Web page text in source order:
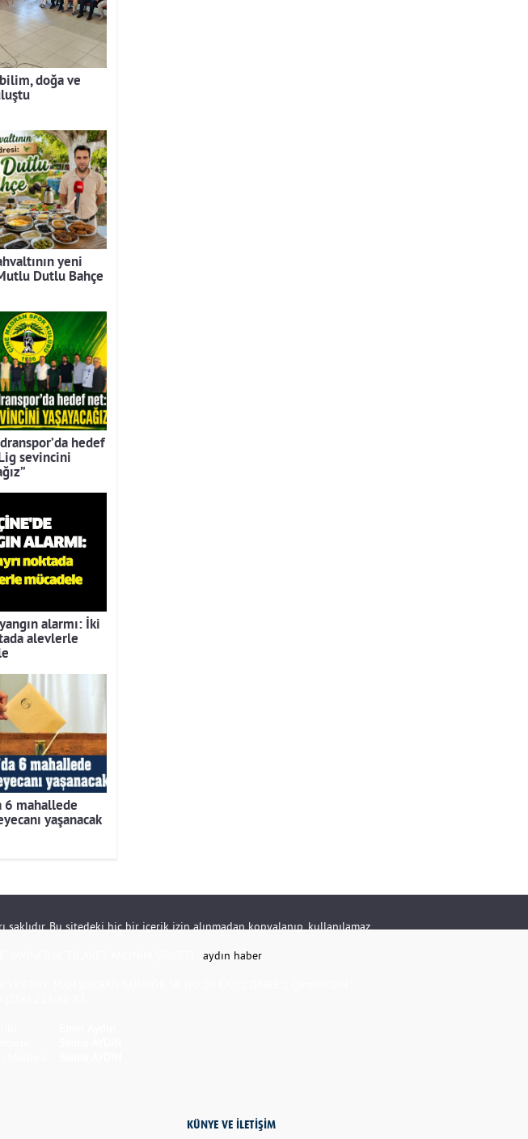
doğa ve
yeni
Dutlu Bahçe
hedef
sevincini
alarmı: İki
alevlerle
6 mahallede
yaşanacak
saklıdır. Bu sitedeki hiç bir içerik izin alınmadan kopyalanıp, kullanılamaz.
aydın haber
KÜNYE VE İLETİŞİM